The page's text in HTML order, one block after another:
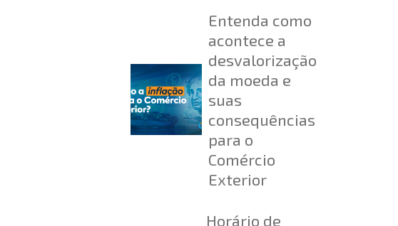
Entenda como
acontece a
desvalorização
da moeda e
suas
consequências
para o
Comércio
Exterior
Horário de